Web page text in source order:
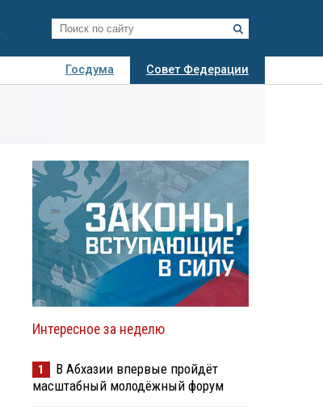
Госдума
Совет Федерации
Интересное за неделю
1
В Абхазии впервые пройдёт
масштабный молодёжный форум